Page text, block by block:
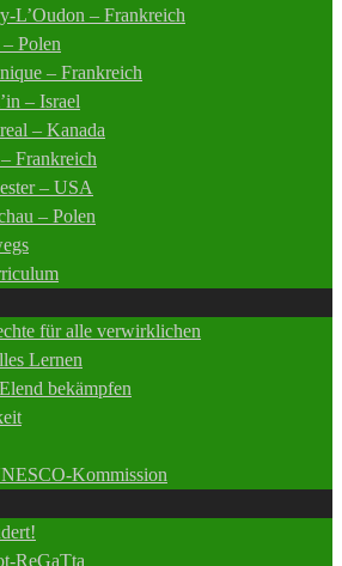
L’Oudon – Frankreich
Polen
– Frankreich
– Israel
– Kanada
Frankreich
– USA
– Polen
für alle verwirklichen
Lernen
bekämpfen
Kommission
ReGaTta